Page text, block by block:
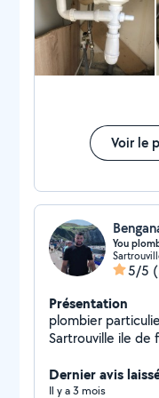
imprévus se posent
client. Il n’hésite pas
explications, ce qui est
recommandons
Voir le
You
5/5
Présentation
plombier particulier 13 ans expérience
Sartrouville ile de france
-Évier cuisine - baignoire - douche Robinet -mitigeur -
chauffe eau / alimentation machine a laver - cuivre -pvc
Dernier avis
Il y a 3 mois